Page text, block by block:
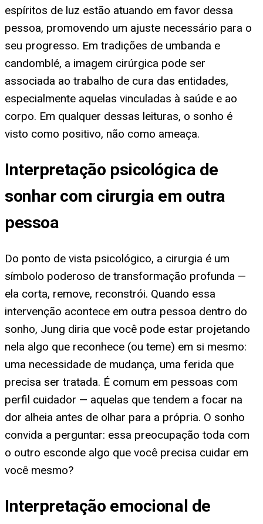
espíritos de luz estão atuando em favor dessa
pessoa, promovendo um ajuste necessário para o
seu progresso. Em tradições de umbanda e
candomblé, a imagem cirúrgica pode ser
associada ao trabalho de cura das entidades,
especialmente aquelas vinculadas à saúde e ao
corpo. Em qualquer dessas leituras, o sonho é
visto como positivo, não como ameaça.
Interpretação psicológica de
sonhar com cirurgia em outra
pessoa
Do ponto de vista psicológico, a cirurgia é um
símbolo poderoso de transformação profunda —
ela corta, remove, reconstrói. Quando essa
intervenção acontece em outra pessoa dentro do
sonho, Jung diria que você pode estar projetando
nela algo que reconhece (ou teme) em si mesmo:
uma necessidade de mudança, uma ferida que
precisa ser tratada. É comum em pessoas com
perfil cuidador — aquelas que tendem a focar na
dor alheia antes de olhar para a própria. O sonho
convida a perguntar: essa preocupação toda com
o outro esconde algo que você precisa cuidar em
você mesmo?
Interpretação emocional de